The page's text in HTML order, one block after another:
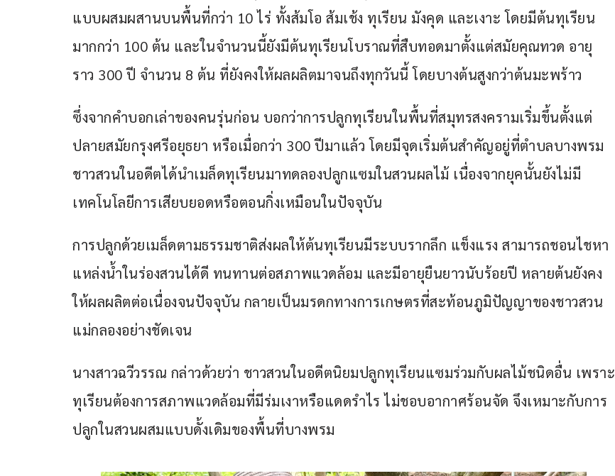
แบบผสมผสานบนพื้นที่กว่า 10 ไร่ ทั้งส้มโอ ส้มเช้ง ทุเรียน มังคุด และเงาะ โดยมีต้นทุเรียน
มากกว่า 100 ต้น และในจำนวนนี้ยังมีต้นทุเรียนโบราณที่สืบทอดมาตั้งแต่สมัยคุณทวด อายุ
ราว 300 ปี จำนวน 8 ต้น ที่ยังคงให้ผลผลิตมาจนถึงทุกวันนี้ โดยบางต้นสูงกว่าต้นมะพร้าว
ซึ่งจากคำบอกเล่าของคนรุ่นก่อน บอกว่าการปลูกทุเรียนในพื้นที่สมุทรสงครามเริ่มขึ้นตั้งแต่
ปลายสมัยกรุงศรีอยุธยา หรือเมื่อกว่า 300 ปีมาแล้ว โดยมีจุดเริ่มต้นสำคัญอยู่ที่ตำบลบางพรม
ชาวสวนในอดีตได้นำเมล็ดทุเรียนมาทดลองปลูกแซมในสวนผลไม้ เนื่องจากยุคนั้นยังไม่มี
เทคโนโลยีการเสียบยอดหรือตอนกิ่งเหมือนในปัจจุบัน
การปลูกด้วยเมล็ดตามธรรมชาติส่งผลให้ต้นทุเรียนมีระบบรากลึก แข็งแรง สามารถชอนไชหา
แหล่งน้ำในร่องสวนได้ดี ทนทานต่อสภาพแวดล้อม และมีอายุยืนยาวนับร้อยปี หลายต้นยังคง
ให้ผลผลิตต่อเนื่องจนปัจจุบัน กลายเป็นมรดกทางการเกษตรที่สะท้อนภูมิปัญญาของชาวสวน
แม่กลองอย่างชัดเจน
นางสาวฉวีวรรณ กล่าวด้วยว่า ชาวสวนในอดีตนิยมปลูกทุเรียนแซมร่วมกับผลไม้ชนิดอื่น เพราะ
ทุเรียนต้องการสภาพแวดล้อมที่มีร่มเงาหรือแดดรำไร ไม่ชอบอากาศร้อนจัด จึงเหมาะกับการ
ปลูกในสวนผสมแบบดั้งเดิมของพื้นที่บางพรม